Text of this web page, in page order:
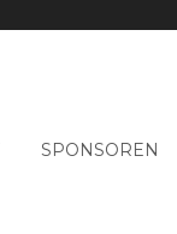
SPONSOREN